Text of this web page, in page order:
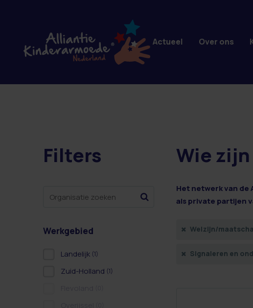
2 resultaten
Filters
Werkgebied
Landelijk (1)
Zuid-Holland (1)
Wie
Het netwerk van de
als private partijen
Welzijn/
Signaleren en
Actueel Over ons